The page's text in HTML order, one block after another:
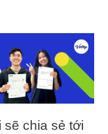
sẽ chia sẻ tới